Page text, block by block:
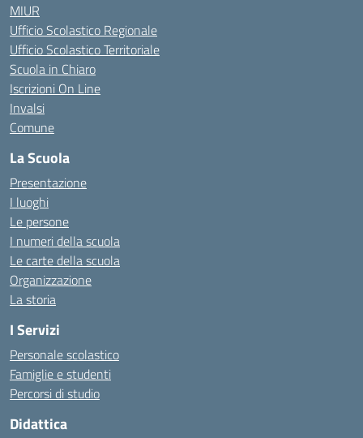
MIUR
Ufficio Scolastico Regionale
Ufficio Scolastico Territoriale
Scuola in Chiaro
Iscrizioni On Line
Invalsi
Comune
La Scuola
Presentazione
I luoghi
Le persone
I numeri della scuola
Le carte della scuola
Organizzazione
La storia
I Servizi
Personale scolastico
Famiglie e studenti
Percorsi di studio
Didattica